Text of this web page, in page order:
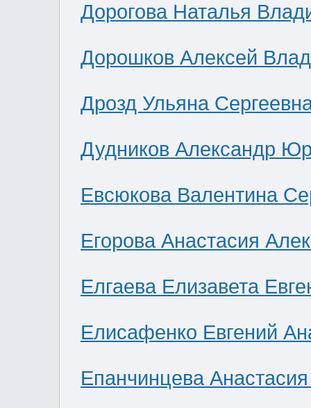
Дорогова Наталья
Дорошков Алексей
Дрозд Ульяна
Дудников Александр
Евсюкова Валентина
Егорова Анастасия
Елгаева Елизавета
Елисафенко Евгений
Епанчинцева